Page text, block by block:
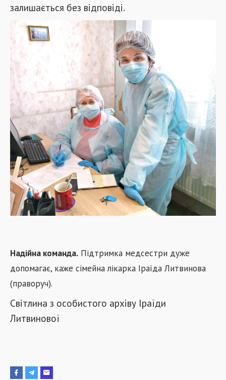
залишається без відповіді.
Надійна команда. Підтримка медсестри дуже
допомагає, каже сімейна лікарка Іраїда Литвинова
(праворуч).
Світлина з особистого архіву Іраїди
Литвинової